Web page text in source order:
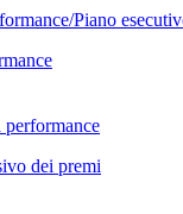
Piano
performance
dei premi